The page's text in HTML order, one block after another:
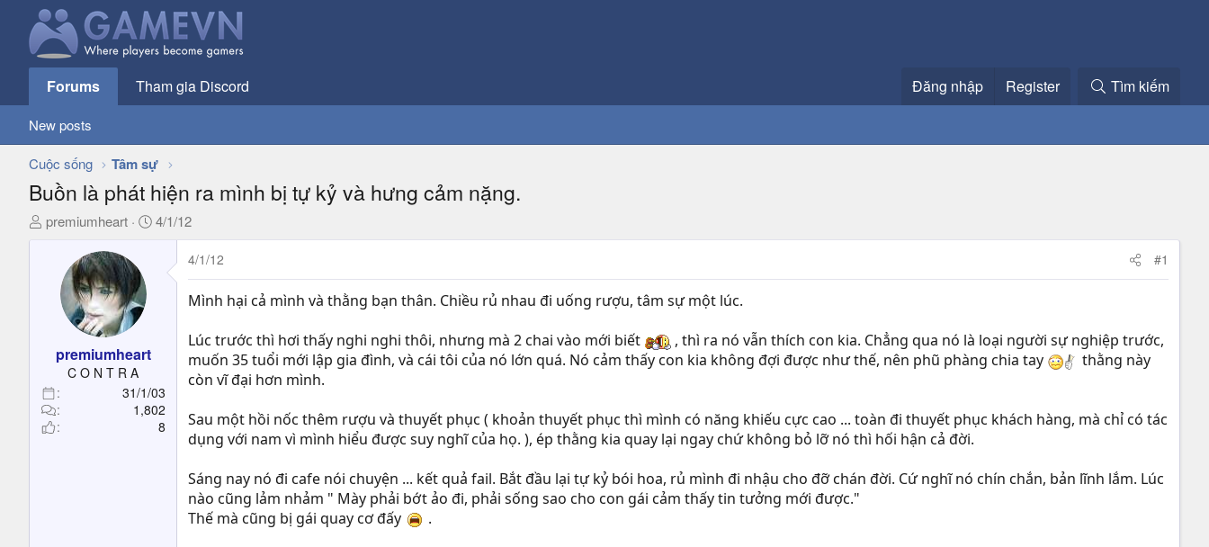
Forums Tham gia Discord Đăng nhập Register Tìm kiếm
New posts
Cuộc sống Tâm sự
Buồn là phát hiện ra mình bị tự kỷ và hưng cảm nặng.
T
r
t
e
premiumheart
N
4/1/12
premiumheart
C O N T R A
31/1/03
1,802
8
4/1/12 #1
Mình hại cả mình và thằng bạn thân. Chiều rủ nhau đi uống rượu, tâm sự một lúc.
Lúc trước thì hơi thấy nghi nghi thôi, nhưng mà 2 chai vào mới biết
, thì ra nó vẫn thích con kia. Chẳng qua nó là loại người sự nghiệp trước,
muốn 35 tuổi mới lập gia đình, và cái tôi của nó lớn quá. Nó cảm thấy con kia không đợi được như thế, nên phũ phàng chia tay
thằng này
còn vĩ đại hơn mình.
Sau một hồi nốc thêm rượu và thuyết phục ( khoản thuyết phục thì mình có năng khiếu cực cao ... toàn đi thuyết phục khách hàng, mà chỉ có tác
dụng với nam vì mình hiểu được suy nghĩ của họ. ), ép thằng kia quay lại ngay chứ không bỏ lỡ nó thì hối hận cả đời.
Sáng nay nó đi cafe nói chuyện ... kết quả fail. Bắt đầu lại tự kỷ bói hoa, rủ mình đi nhậu cho đỡ chán đời. Cứ nghĩ nó chín chắn, bản lĩnh lắm. Lúc
nào cũng lảm nhảm " Mày phải bớt ảo đi, phải sống sao cho con gái cảm thấy tin tưởng mới được."
Thế mà cũng bị gái quay cơ đấy
.